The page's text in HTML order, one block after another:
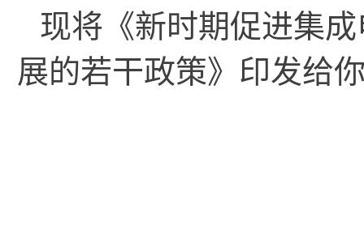
现将《新时期促进集
展的若干政策》印发给